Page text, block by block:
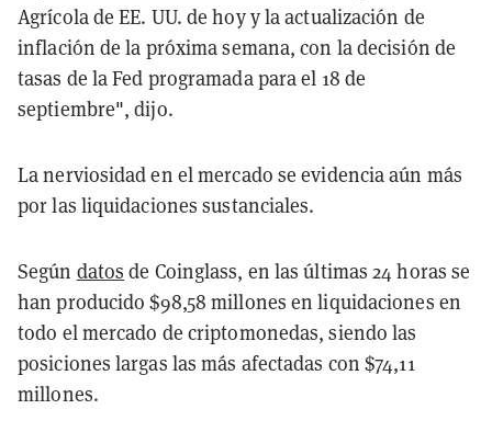
Agrícola de EE. UU. de hoy y la actualización de
inflación de la próxima semana, con la decisión de
tasas de la Fed programada para el 18 de
septiembre", dijo.
La nerviosidad en el mercado se evidencia aún más
por las liquidaciones sustanciales.
Según datos de Coinglass, en las últimas 24 horas se
han producido $98,58 millones en liquidaciones en
todo el mercado de criptomonedas, siendo las
posiciones largas las más afectadas con $74,11
millones.